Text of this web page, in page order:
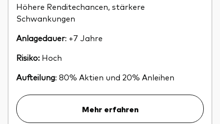
Höhere Renditechancen, stärkere
Schwankungen
Anlagedauer: +7 Jahre
Risiko: Hoch
Aufteilung: 80% Aktien und 20% Anleihen
Mehr erfahren